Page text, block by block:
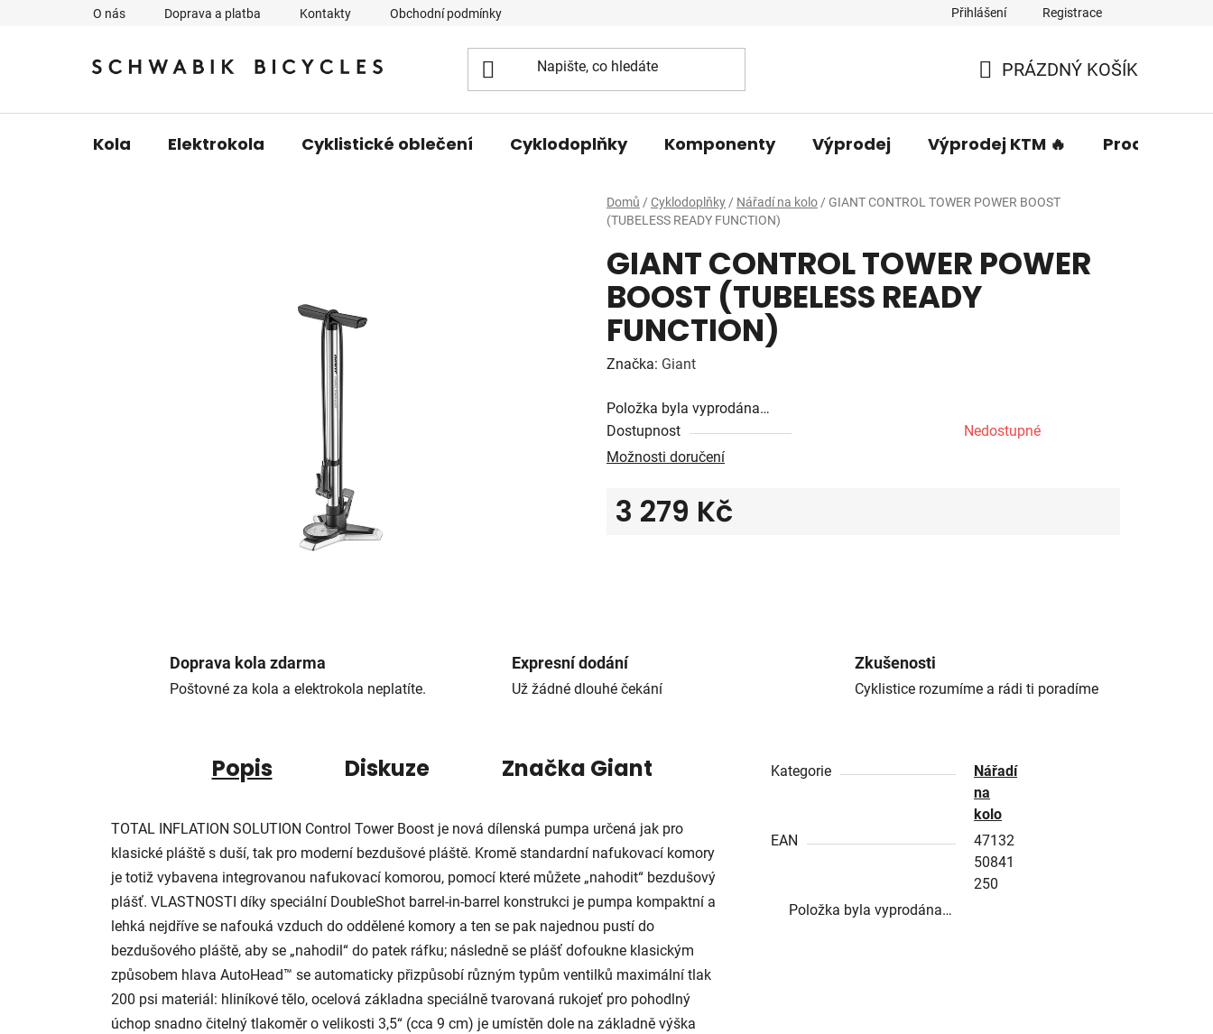
O nás Doprava a platba Kontakty Obchodní podmínky Přihlášení Registrace
KOŠÍK
PRÁZDNÝ KOŠÍK
Kola Elektrokola Cyklistické oblečení Cyklodoplňky Komponenty Výprodej Výprodej KTM 🔥 Prodávané
Domů / Cyklodoplňky / Nářadí na kolo / GIANT CONTROL TOWER POWER BOOST
(TUBELESS READY FUNCTION)
GIANT CONTROL TOWER POWER
BOOST (TUBELESS READY
FUNCTION)
Značka: Giant
Položka byla vyprodána…
Dostupnost
Nedostupné
Možnosti doručení
3 279 Kč
Doprava kola zdarma
Poštovné za kola a elektrokola neplatíte.
Expresní dodání
Už žádné dlouhé čekání
Zkušenosti
Cyklistice rozumíme a rádi ti poradíme
Popis Diskuze Značka Giant
TOTAL INFLATION SOLUTION Control Tower Boost je nová dílenská pumpa určená jak pro
klasické pláště s duší, tak pro moderní bezdušové pláště. Kromě standardní nafukovací komory
je totiž vybavena integrovanou nafukovací komorou, pomocí které můžete „nahodit“ bezdušový
plášť. VLASTNOSTI díky speciální DoubleShot barrel-in-barrel konstrukci je pumpa kompaktní a
lehká nejdříve se nafouká vzduch do oddělené komory a ten se pak najednou pustí do
bezdušového pláště, aby se „nahodil“ do patek ráfku; následně se plášť dofoukne klasickým
způsobem hlava AutoHead™ se automaticky přizpůsobí různým typům ventilků maximální tlak
200 psi materiál: hliníkové tělo, ocelová základna speciálně tvarovaná rukojeť pro pohodlný
úchop snadno čitelný tlakoměr o velikosti 3,5“ (cca 9 cm) je umístěn dole na základně výška
Kategorie
Nářadí
na
kolo
EAN
47132
50841
250
Položka byla vyprodána…